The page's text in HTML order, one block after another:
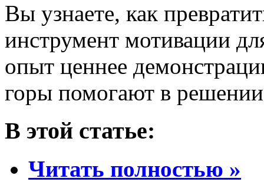
Вы узнаете, как
инструмент мотивации
опыт ценнее
горы помогают в
В этой статье:
Читать полностью »